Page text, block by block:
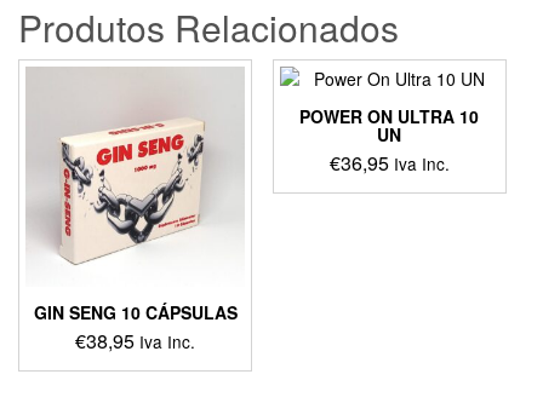
Produtos Relacionados
GIN SENG 10 CÁPSULAS
€38,95 Iva Inc.
POWER ON ULTRA 10
UN
€36,95 Iva Inc.